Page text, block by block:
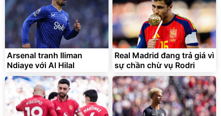
Arsenal tranh Iliman
Ndiaye với Al Hilal
Real Madrid đang trả giá vì
sự chần chừ vụ Rodri